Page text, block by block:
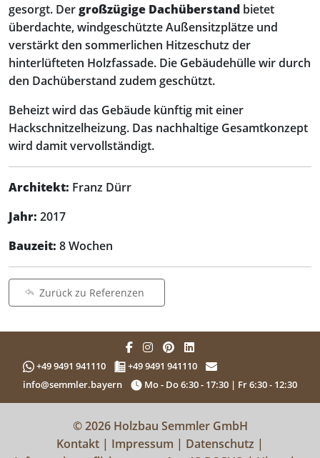
gesorgt. Dergroßzügige Dachüberstand bietet
überdachte, windgeschützte Außensitzplätze und
verstärkt den sommerlichen Hitzeschutz der
hinterlüfteten Holzfassade. Die Gebäudehülle wir durch
den Dachüberstand zudem geschützt.
Beheizt wird das Gebäude künftig mit einer
Hackschnitzelheizung. Das nachhaltige Gesamtkonzept
wird damit vervollständigt.
Architekt: Franz Dürr
Jahr: 2017
Bauzeit: 8 Wochen
Zurück zu Referenzen
+49 9491 941110
+49 9491 941110
info@semmler.bayern
Mo - Do 6:30 - 17:30 | Fr 6:30 - 12:30
© 2026 Holzbau Semmler GmbH
Kontakt | Impressum | Datenschutz |